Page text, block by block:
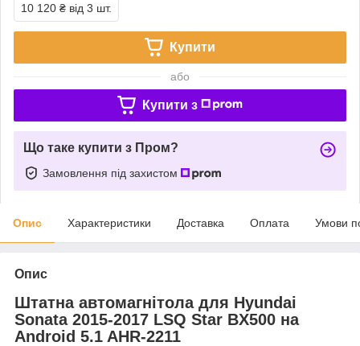
10 120 ₴ від 3 шт.
Купити
або
Купити з
Що таке купити з Пром?
Замовлення під захистом
Опис Характеристики Доставка Оплата Умови
Опис
Штатна автомагнітола для Hyundai
Sonata 2015-2017 LSQ Star BX500 на
Android 5.1 AHR-2211